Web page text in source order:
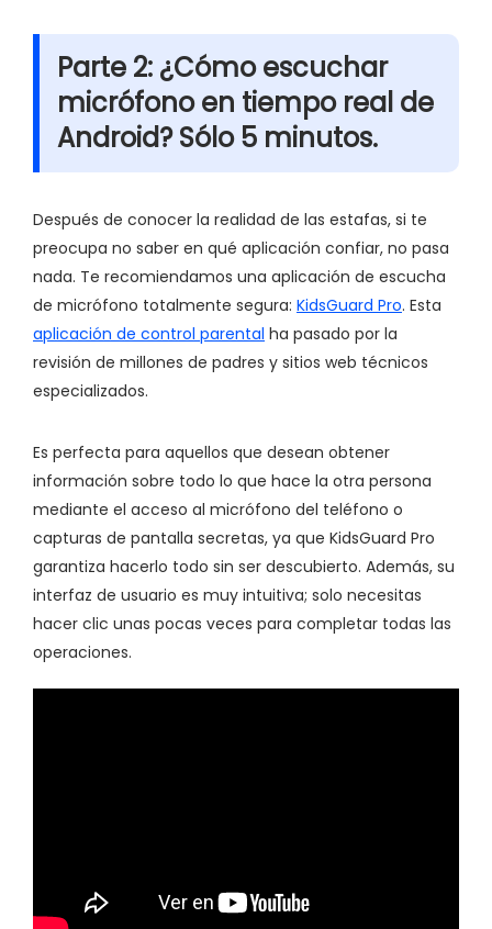
Parte 2: ¿Cómo escuchar
micrófono en tiempo real de
Android? Sólo 5 minutos.
Después de conocer la realidad de las estafas, si te
preocupa no saber en qué aplicación confiar, no pasa
nada. Te recomiendamos una aplicación de escucha
de micrófono totalmente segura: KidsGuard Pro. Esta
aplicación de control parental ha pasado por la
revisión de millones de padres y sitios web técnicos
especializados.
Es perfecta para aquellos que desean obtener
información sobre todo lo que hace la otra persona
mediante el acceso al micrófono del teléfono o
capturas de pantalla secretas, ya que KidsGuard Pro
garantiza hacerlo todo sin ser descubierto. Además, su
interfaz de usuario es muy intuitiva; solo necesitas
hacer clic unas pocas veces para completar todas las
operaciones.